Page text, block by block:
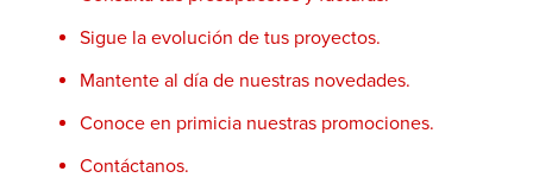
Sigue la evolución de tus proyectos.
Mantente al día de nuestras novedades.
Conoce en primicia nuestras promociones.
Contáctanos.